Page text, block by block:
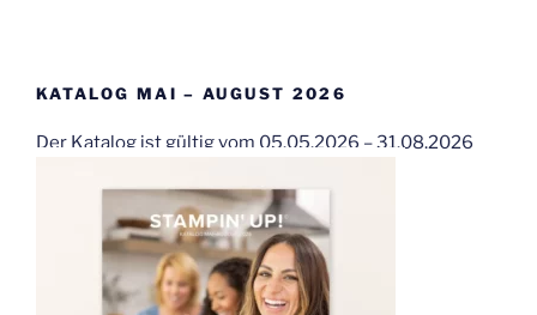
KATALOG MAI – AUGUST 2026
Der Katalog ist gültig vom 05.05.2026 – 31.08.2026